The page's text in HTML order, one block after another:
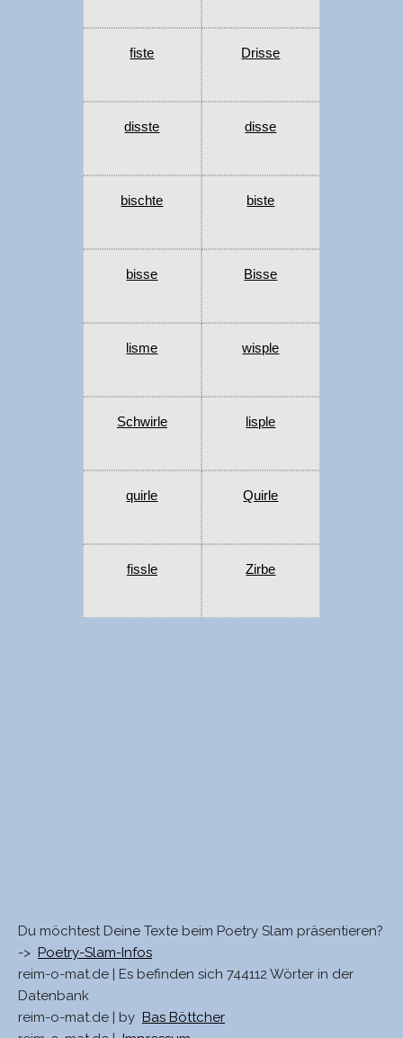
fiste Drisse
disste disse
bischte biste
bisse Bisse
lisme wisple
Schwirle lisple
quirle Quirle
fissle Zirbe
Du möchtest Deine Texte beim Poetry Slam präsentieren?
-> Poetry-Slam-Infos
reim-o-mat.de | Es befinden sich 744112 Wörter in der
Datenbank
reim-o-mat.de | by Bas Böttcher